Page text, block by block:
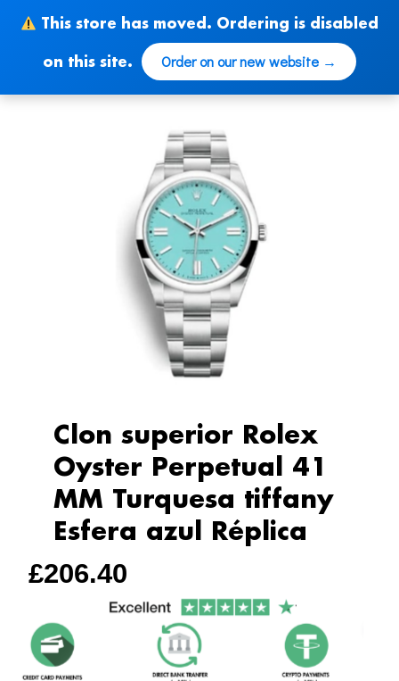
This store has moved. Ordering is disabled
on this site. Order on our new website →
content
Clon superior Rolex
Oyster Perpetual 41
MM Turquesa tiffany
Esfera azul Réplica
£206.40